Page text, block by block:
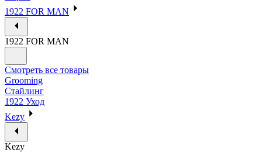
1922 FOR MAN
1922 FOR MAN
Смотреть все товары
Grooming
Стайлинг
1922 Уход
Kezy
Kezy